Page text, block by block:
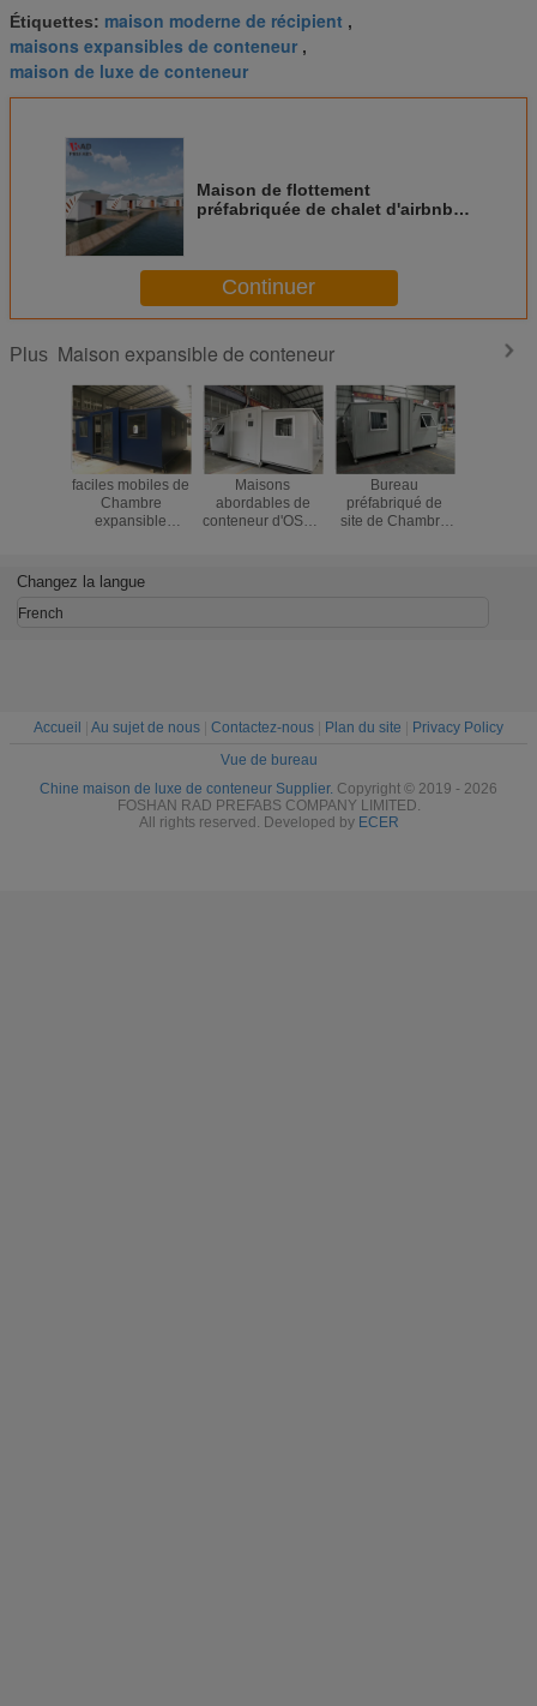
Étiquettes: maison moderne de récipient ,
maisons expansibles de conteneur ,
maison de luxe de conteneur
Maison de flottement
préfabriquée de chalet d'airbnb
Continuer
Plus Maison expansible de conteneur
faciles mobiles de
Chambre
expansible
Oslo portent pour
l'appartement de
Maisons
abordables de
conteneur d'OSLO
Bureau
préfabriqué de
site de Chambre
Changez la langue
French
Accueil Au sujet de nous Contactez-nous Plan du site
Privacy Policy
Vue de bureau
Chine maison de luxe de conteneur Supplier. Copyright © 2019 - 2026
FOSHAN RAD PREFABS COMPANY LIMITED.
All rights reserved. Developed by ECER